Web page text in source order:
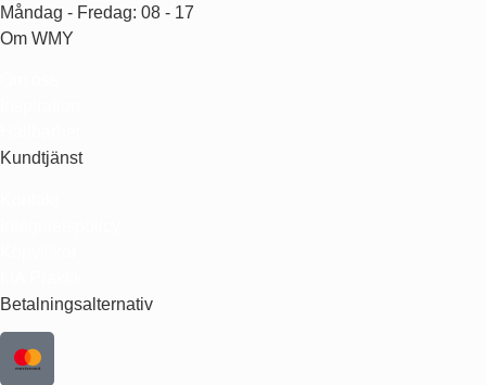
Måndag - Fredag: 08 - 17
Om WMY
Kundtjänst
Betalningsalternativ